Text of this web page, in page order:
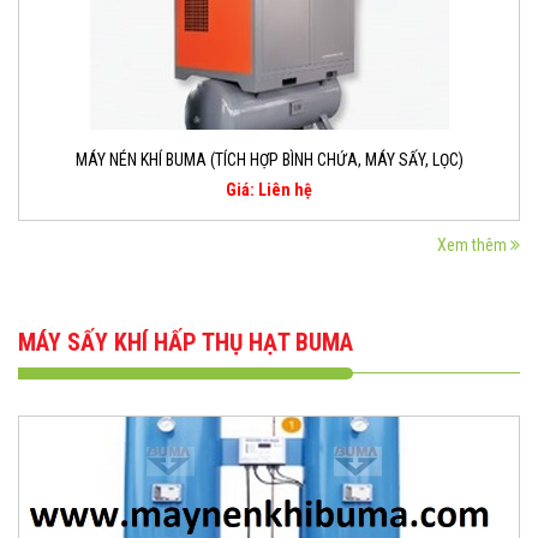
MÁY NÉN KHÍ BUMA (TÍCH HỢP BÌNH CHỨA, MÁY SẤY, LỌC)
Giá: Liên hệ
Xem thêm
MÁY SẤY KHÍ HẤP THỤ HẠT BUMA